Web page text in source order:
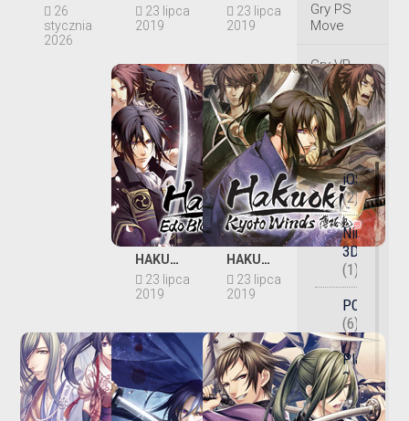
26
stycznia
2026
23 lipca
2019
23 lipca
2019
HAKUOKI: EDO BLOSSOMS
23 lipca
2019
HAKUOKI: KYOTO WINDS
23 lipca
2019
Gry PS
Move
Gry VR
Platforma
sprzętowa
iOS
(2)
Nintendo
3DS
(1)
PC
(6)
2
(1)
Gatunek